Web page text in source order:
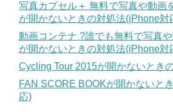
写真カプセル＋ 無料で写真や動画
が開かないときの対処法(iPhone対
動画コンテナ ?誰でも無料で写真
が開かないときの対処法(iPhone対
Cycling Tour 2015が開かないとき
FAN SCORE BOOKが開かないと
応)